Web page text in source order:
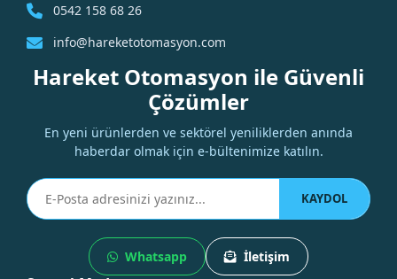
0542 158 68 26
info@hareketotomasyon.com
Hareket Otomasyon ile Güvenli
Çözümler
En yeni ürünlerden ve sektörel yeniliklerden anında
haberdar olmak için e-bültenimize katılın.
KAYDOL
Whatsapp İletişim